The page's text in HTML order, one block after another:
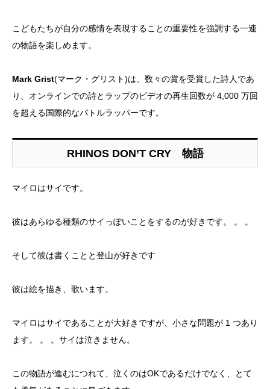
こどもたちが自分の感情を表現することの重要性を強調する一連
の物語を楽しめます。
Mark Grist(マーク・グリスト)は、数々の賞を受賞した詩人であ
り、オンラインでの詩とラップのビデオの再生回数が 4,000 万回
を超える国際的なバトルラッパーです。
RHINOS DON’T CRY 物語
マイロはサイです。
彼はあらゆる種類のサイっぽいことをするのが好きです。 。 。
そして彼は書くことと登山が好きです
彼は絵を描き、歌います。
マイロはサイであることが大好きですが、小さな問題が 1 つあり
ます。 。 。サイは泣きません。
この物語が進むにつれて、泣くのはOKであるだけでなく、とて